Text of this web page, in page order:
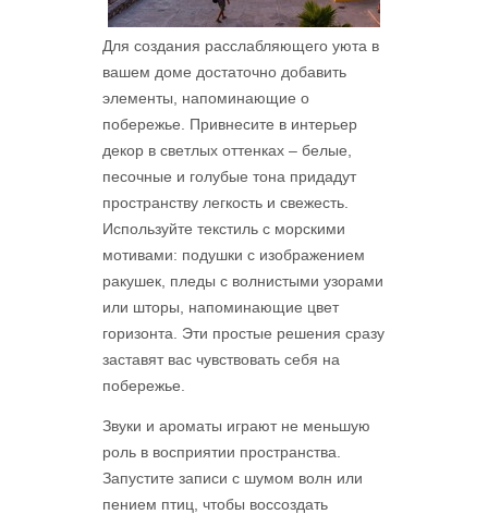
Для создания расслабляющего уюта в
вашем доме достаточно добавить
элементы, напоминающие о
побережье. Привнесите в интерьер
декор в светлых оттенках – белые,
песочные и голубые тона придадут
пространству легкость и свежесть.
Используйте текстиль с морскими
мотивами: подушки с изображением
ракушек, пледы с волнистыми узорами
или шторы, напоминающие цвет
горизонта. Эти простые решения сразу
заставят вас чувствовать себя на
побережье.
Звуки и ароматы играют не меньшую
роль в восприятии пространства.
Запустите записи с шумом волн или
пением птиц, чтобы воссоздать